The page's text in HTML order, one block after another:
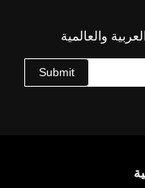
والعالمية
Submit